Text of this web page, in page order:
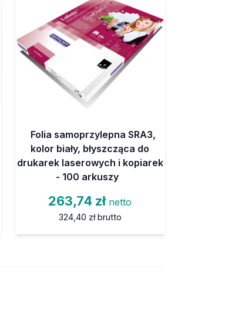
Folia samoprzylepna SRA3,
kolor biały, błyszcząca do
drukarek laserowych i kopiarek
- 100 arkuszy
263,74 zł netto
324,40 zł brutto